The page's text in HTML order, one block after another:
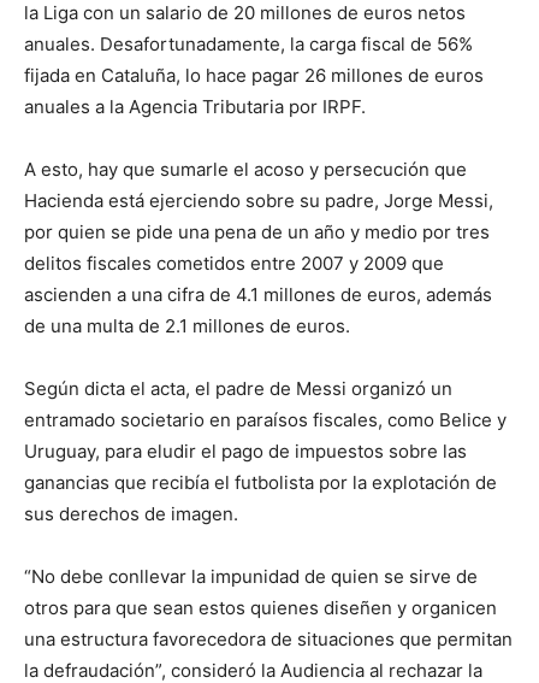
la Liga con un salario de 20 millones de euros netos
anuales. Desafortunadamente, la carga fiscal de 56%
fijada en Cataluña, lo hace pagar 26 millones de euros
anuales a la Agencia Tributaria por IRPF.
A esto, hay que sumarle el acoso y persecución que
Hacienda está ejerciendo sobre su padre, Jorge Messi,
por quien se pide una pena de un año y medio por tres
delitos fiscales cometidos entre 2007 y 2009 que
ascienden a una cifra de 4.1 millones de euros, además
de una multa de 2.1 millones de euros.
Según dicta el acta, el padre de Messi organizó un
entramado societario en paraísos fiscales, como Belice y
Uruguay, para eludir el pago de impuestos sobre las
ganancias que recibía el futbolista por la explotación de
sus derechos de imagen.
“No debe conllevar la impunidad de quien se sirve de
otros para que sean estos quienes diseñen y organicen
una estructura favorecedora de situaciones que permitan
la defraudación”, consideró la Audiencia al rechazar la